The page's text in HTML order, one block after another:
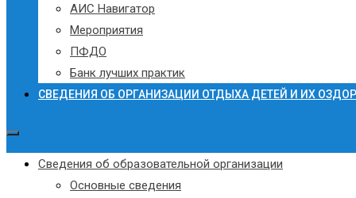
АИС Навигатор
Мероприятия
ПФДО
Банк лучших практик
СВЕДЕНИЯ ОБ ОРГАНИЗАЦИИ ОТДЫХА ДЕТЕЙ И ИХ
Сведения об образовательной организации
Основные сведения